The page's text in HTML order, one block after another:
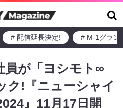
# 配信延長決定! # M-1グラン
員が「ヨシモト∞
ク!『ニューシャイ
』11月17日開